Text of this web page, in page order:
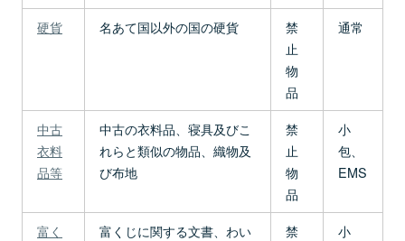
硬貨 名あて国以外の国の硬貨
禁
止
物
品
通常
中古
衣料
品等
中古の衣料品、寝具及びこ
れらと類似の物品、織物及
び布地
禁
止
物
品
小
包、
EMS
富く
富くじに関する文書、わい
禁
小